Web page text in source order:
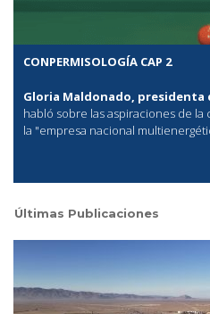
CONPERMISOLOGÍA CAP 2
Gloria Maldonado, presidenta
habló sobre las aspiraciones de
la "empresa nacional
Últimas Publicaciones